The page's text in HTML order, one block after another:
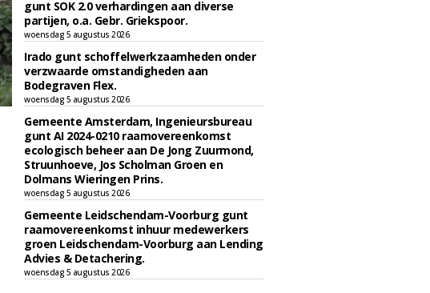
gunt SOK 2.0 verhardingen aan diverse
partijen, o.a. Gebr. Griekspoor.
woensdag 5 augustus 2026
Irado gunt schoffelwerkzaamheden onder
verzwaarde omstandigheden aan
Bodegraven Flex.
woensdag 5 augustus 2026
Gemeente Amsterdam, Ingenieursbureau
gunt AI 2024-0210 raamovereenkomst
ecologisch beheer aan De Jong Zuurmond,
Struunhoeve, Jos Scholman Groen en
Dolmans Wieringen Prins.
woensdag 5 augustus 2026
Gemeente Leidschendam-Voorburg gunt
raamovereenkomst inhuur medewerkers
groen Leidschendam-Voorburg aan Lending
Advies & Detachering.
woensdag 5 augustus 2026